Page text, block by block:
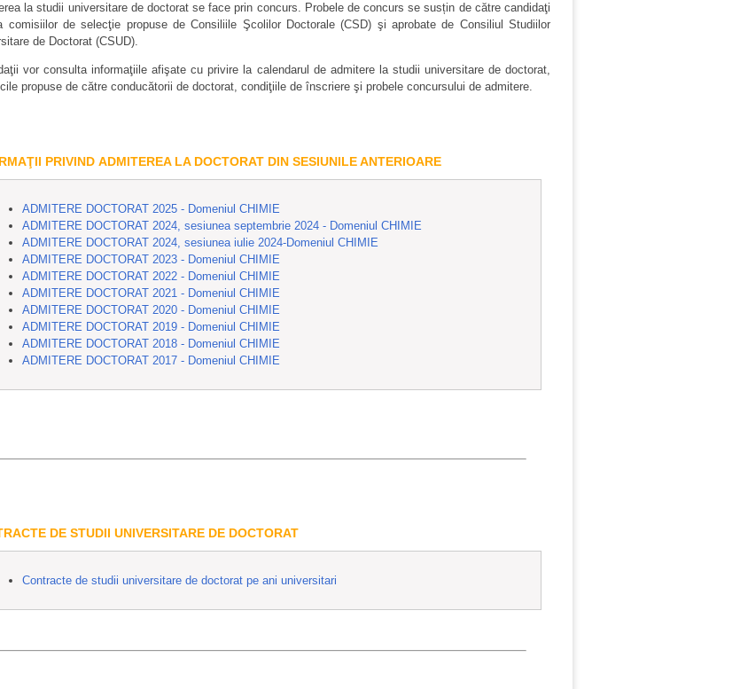
la studii universitare de doctorat se face prin concurs. Probele de concurs se susțin de către candidaţi
comisiilor de selecţie propuse de Consiliile Şcolilor Doctorale (CSD) şi aprobate de Consiliul Studiilor
de Doctorat (CSUD).
vor consulta informaţiile afişate cu privire la calendarul de admitere la studii universitare de doctorat,
propuse de către conducătorii de doctorat, condiţiile de înscriere şi probele concursului de admitere.
PRIVIND ADMITEREA LA DOCTORAT DIN SESIUNILE ANTERIOARE
ADMITERE DOCTORAT 2025 - Domeniul CHIMIE
ADMITERE DOCTORAT 2024, sesiunea septembrie 2024 - Domeniul CHIMIE
ADMITERE DOCTORAT 2024, sesiunea iulie 2024-Domeniul CHIMIE
ADMITERE DOCTORAT 2023 - Domeniul CHIMIE
ADMITERE DOCTORAT 2022 - Domeniul CHIMIE
ADMITERE DOCTORAT 2021 - Domeniul CHIMIE
ADMITERE DOCTORAT 2020 - Domeniul CHIMIE
ADMITERE DOCTORAT 2019 - Domeniul CHIMIE
ADMITERE DOCTORAT 2018 - Domeniul CHIMIE
ADMITERE DOCTORAT 2017 - Domeniul CHIMIE
DE STUDII UNIVERSITARE DE DOCTORAT
Contracte de studii universitare de doctorat pe ani universitari